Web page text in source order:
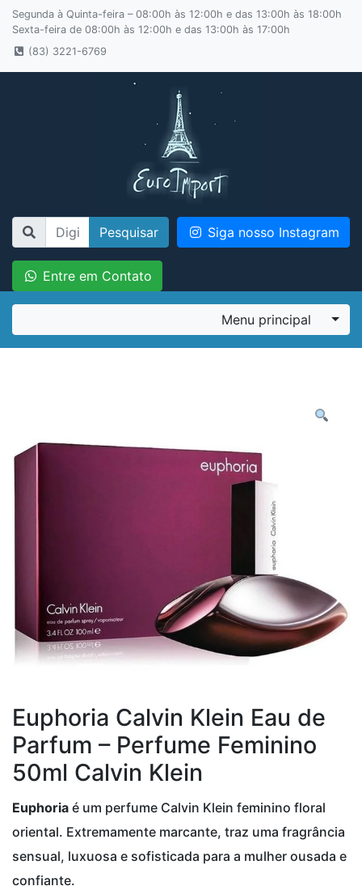
Segunda à Quinta-feira – 08:00h às 12:00h e das 13:00h às 18:00h
Sexta-feira de 08:00h às 12:00h e das 13:00h às 17:00h
(83) 3221-6769
Pesquisar Siga nosso Instagram
Entre em Contato
Menu principal
Euphoria Calvin Klein Eau de
Parfum – Perfume Feminino
50ml Calvin Klein
Euphoria é um perfume Calvin Klein feminino floral
oriental. Extremamente marcante, traz uma fragrância
sensual, luxuosa e sofisticada para a mulher ousada e
confiante.